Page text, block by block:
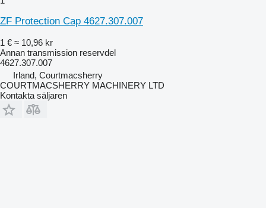
ZF Protection Cap 4627.307.007
1 € ≈ 10,96 kr
Annan transmission reservdel
4627.307.007
Irland, Courtmacsherry
COURTMACSHERRY MACHINERY LTD
Kontakta säljaren